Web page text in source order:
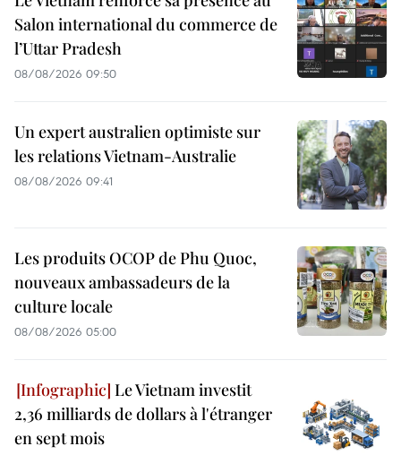
Salon international du commerce de
l’Uttar Pradesh
08/08/2026 09:50
Un expert australien optimiste sur
les relations Vietnam-Australie
08/08/2026 09:41
Les produits OCOP de Phu Quoc,
nouveaux ambassadeurs de la
culture locale
08/08/2026 05:00
Le Vietnam investit
2,36 milliards de dollars à l'étranger
en sept mois